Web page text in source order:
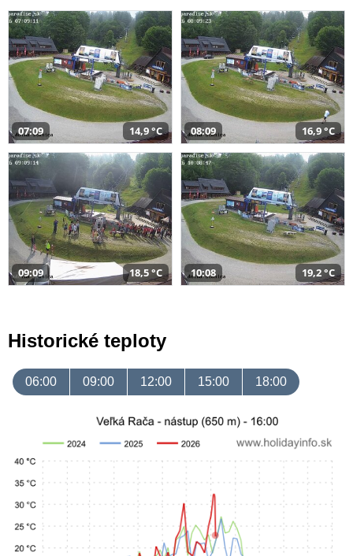
07:09 14,9 °C 08:09 16,9 °C
09:09 18,5 °C 10:08 19,2 °C
Historické teploty
06:00 09:00 12:00 15:00 18:00